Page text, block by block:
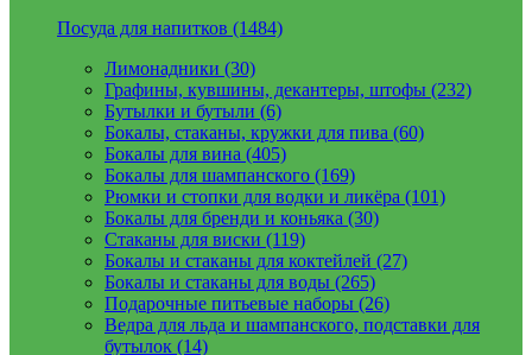
Посуда для напитков (1484)
Лимонадники (30)
Графины, кувшины, декантеры, штофы (232)
Бутылки и бутыли (6)
Бокалы, стаканы, кружки для пива (60)
Бокалы для вина (405)
Бокалы для шампанского (169)
Рюмки и стопки для водки и ликёра (101)
Бокалы для бренди и коньяка (30)
Стаканы для виски (119)
Бокалы и стаканы для коктейлей (27)
Бокалы и стаканы для воды (265)
Подарочные питьевые наборы (26)
Ведра для льда и шампанского, подставки для
бутылок (14)